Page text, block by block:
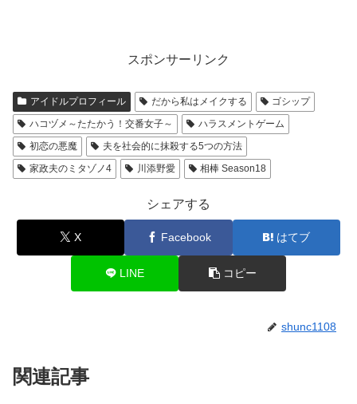
スポンサーリンク
アイドルプロフィール だから私はメイクする
ゴシップ
ハコヅメ～たたかう！交番女子～
ハラスメントゲーム
初恋の悪魔
夫を社会的に抹殺する5つの方法
家政夫のミタゾノ4
川添野愛 相棒 Season18
シェアする
X Facebook はてブ
LINE コピー
shunc1108
関連記事